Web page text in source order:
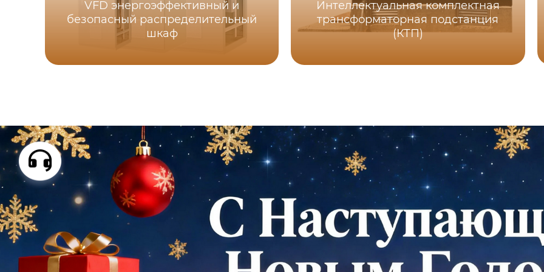
VFD энергоэффективный и
безопасный распределительный
шкаф
Интеллектуальная комплектная
трансформаторная подстанция
(КТП)